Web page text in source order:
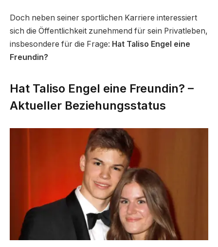
Doch neben seiner sportlichen Karriere interessiert
sich die Öffentlichkeit zunehmend für sein Privatleben,
insbesondere für die Frage: Hat Taliso Engel eine
Freundin?
Hat Taliso Engel eine Freundin? –
Aktueller Beziehungsstatus